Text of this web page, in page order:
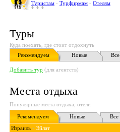
Туристам - Турфирмам - Отелям
Туры
Куда поехать, где стоит отдохнуть
Рекомендуем
Новые Все
Добавить тур (для агентств)
Места отдыха
Популярные места отдыха, отели
Рекомендуем
Новые
Все
Израиль - Эйлат